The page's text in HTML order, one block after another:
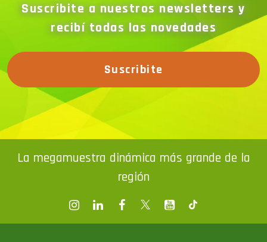
Suscribite a nuestros newsletters y
recibí todas las novedades
Suscribite
La megamuestra dinámica más grande de la
región